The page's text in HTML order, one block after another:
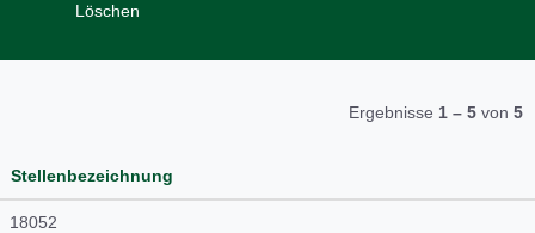
Löschen
Ergebnisse 1 – 5 von 5
Stellenbezeichnung
18052